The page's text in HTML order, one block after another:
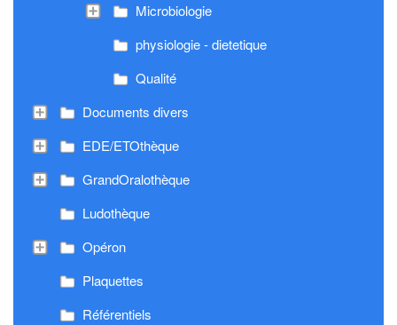
Microbiologie
physiologie - dietetique
Qualité
Documents divers
EDE/ETOthèque
GrandOralothèque
Ludothèque
Opéron
Plaquettes
Référentiels